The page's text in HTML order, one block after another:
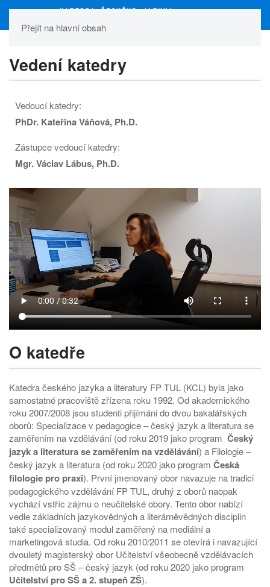
Přejít na hlavní obsah
Vedení katedry
Vedoucí katedry:
PhDr. Kateřina Váňová, Ph.D.
Zástupce vedoucí katedry:
Mgr. Václav Lábus, Ph.D.
O katedře
Katedra českého jazyka a literatury FP TUL (KCL) byla jako
samostatné pracoviště zřízena roku 1992. Od akademického
roku 2007/2008 jsou studenti přijímáni do dvou bakalářských
oborů: Specializace v pedagogice – český jazyk a literatura se
zaměřením na vzdělávání (od roku 2019 jako program Český
jazyk a literatura se zaměřením na vzdělávání) a Filologie –
český jazyk a literatura (od roku 2020 jako program Česká
filologie pro praxi). První jmenovaný obor navazuje na tradici
pedagogického vzdělávání FP TUL, druhý z oborů naopak
vychází vstříc zájmu o neučitelské obory. Tento obor nabízí
vedle základních jazykovědných a literárněvědných disciplin
také specializovaný modul zaměřený na mediální a
marketingová studia. Od roku 2010/2011 se otevírá i navazující
dvouletý magisterský obor Učitelství všeobecně vzdělávacích
předmětů pro SŠ – český jazyk (od roku 2020 jako program
Učitelství pro SŠ a 2. stupeň ZŠ).